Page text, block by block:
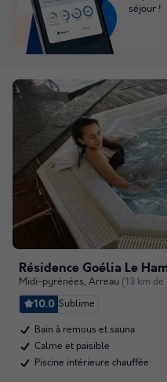
Résidence Goélia Le
Midi-pyrénées, Arreau (13 km de
10.0 Sublime
Bain à remous et sauna
Calme et paisible
Piscine intérieure chauffée
séjour !